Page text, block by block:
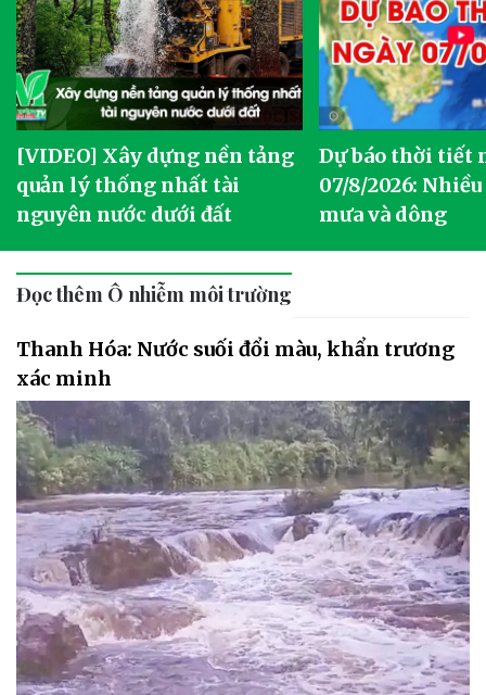
[VIDEO] Xây dựng nền tảng
quản lý thống nhất tài
nguyên nước dưới đất
Dự báo thời tiết
07/8/2026:
mưa và dông
Đọc thêm Ô nhiễm môi trường
Thanh Hóa: Nước suối đổi màu, khẩn trương
xác minh